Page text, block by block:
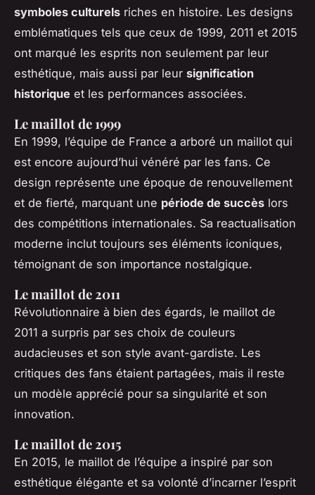
symboles culturels riches en histoire. Les designs
emblématiques tels que ceux de 1999, 2011 et 2015
ont marqué les esprits non seulement par leur
esthétique, mais aussi par leur signification
historique et les performances associées.
Le maillot de 1999
En 1999, l’équipe de France a arboré un maillot qui
est encore aujourd’hui vénéré par les fans. Ce
design représente une époque de renouvellement
et de fierté, marquant une période de succès lors
des compétitions internationales. Sa reactualisation
moderne inclut toujours ses éléments iconiques,
témoignant de son importance nostalgique.
Le maillot de 2011
Révolutionnaire à bien des égards, le maillot de
2011 a surpris par ses choix de couleurs
audacieuses et son style avant-gardiste. Les
critiques des fans étaient partagées, mais il reste
un modèle apprécié pour sa singularité et son
innovation.
Le maillot de 2015
En 2015, le maillot de l’équipe a inspiré par son
esthétique élégante et sa volonté d’incarner l’esprit